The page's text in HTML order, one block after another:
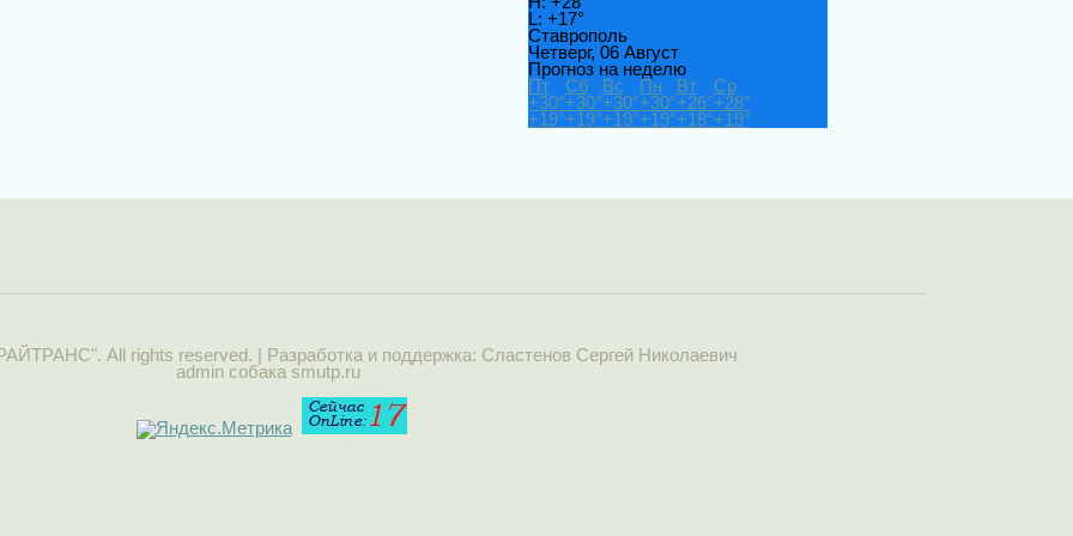
L: +17°
Ставрополь
Четверг, 06 Август
Прогноз на неделю
Пт
Сб Вс Пн Вт
Ср
+30°+30°+30°+30°+26°+28°
+19°+19°+19°+19°+18°+19°
All rights reserved. | Разработка и поддержка: Сластенов Сергей Николаевич
admin собака smutp.ru